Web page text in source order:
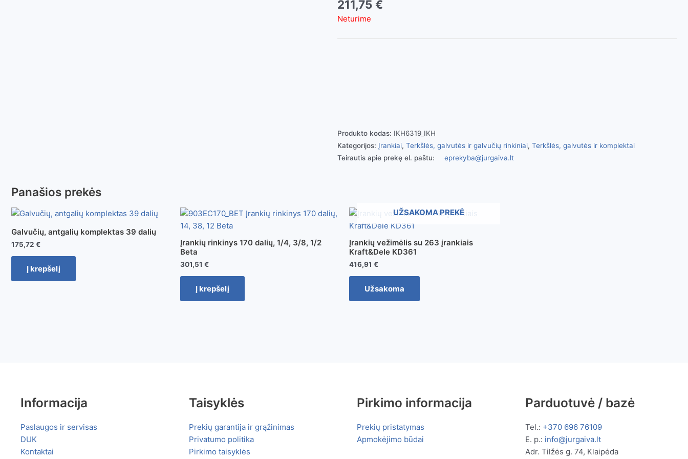
211,75 €
Neturime
Produkto kodas: IKH6319_IKH
Kategorijos: Įrankiai, Terkšlės, galvutės ir galvučių rinkiniai, Terkšlės, galvutės ir komplektai
Teirautis apie prekę el. paštu:
eprekyba@jurgaiva.lt
Panašios prekės
Galvučių, antgalių komplektas 39 dalių
175,72 €
Į krepšelį
Įrankių rinkinys 170 dalių, 1/4, 3/8, 1/2
Beta
301,51 €
Į krepšelį
UŽSAKOMA PREKĖ
Įrankių vežimėlis su 263 įrankiais
Kraft&Dele KD361
416,91 €
Užsakoma
Informacija
Paslaugos ir servisas
DUK
Kontaktai
Taisyklės
Prekių garantija ir grąžinimas
Privatumo politika
Pirkimo taisyklės
Pirkimo informacija
Prekių pristatymas
Apmokėjimo būdai
Parduotuvė / bazė
Tel.: +370 696 76109
E. p.: info@jurgaiva.lt
Adr. Tilžės g. 74, Klaipėda